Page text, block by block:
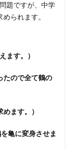
題ですが、中学
られます。
ます。）
ので全て鶴の
ます。）
亀に変身させま